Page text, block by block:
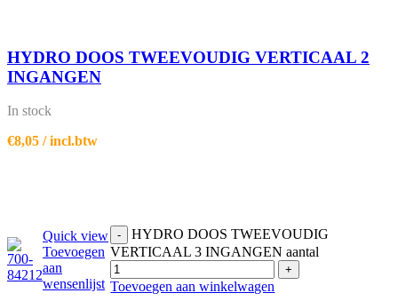
HYDRO DOOS TWEEVOUDIG VERTICAAL 2
INGANGEN
In stock
€8,05 / incl.btw
Quick view
Toevoegen
aan
wensenlijst
-
HYDRO DOOS TWEEVOUDIG
VERTICAAL 3 INGANGEN aantal
+
Toevoegen aan winkelwagen